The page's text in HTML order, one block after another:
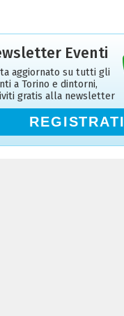
Eventi
aggiornato su tutti gli
a Torino e dintorni,
gratis alla newsletter
REGISTRATI